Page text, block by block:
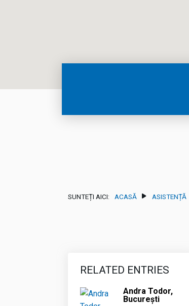
SUNTEȚI AICI: ACASĂ ASISTENȚĂ
RELATED ENTRIES
Andra Todor,
București